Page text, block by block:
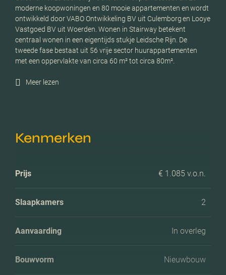
moderne koopwoningen en 80 mooie appartementen en wordt
ontwikkeld door VABO Ontwikkeling BV uit Culemborg en Looye
Vastgoed BV uit Woerden. Wonen in Stairway betekent
centraal wonen in een eigentijds stukje Leidsche Rijn. De
tweede fase bestaat uit 56 vrije sector huurappartementen
met een oppervlakte van circa 60 m² tot circa 80m².
Meer lezen
Kenmerken
Prijs € 1.085 v.o.n.
Slaapkamers 2
Aanvaarding In overleg
Bouwvorm Nieuwbouw